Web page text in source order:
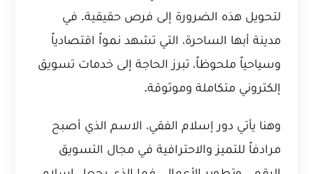
لتحويل هذه الضرورة إلى فرص حقيقية. في
مدينة أبها الساحرة، التي تشهد نمواً اقتصادياً
وسياحياً ملحوظاً، تبرز الحاجة إلى خدمات تسويق
إلكتروني متكاملة وموثوقة.
وهنا يأتي دور إسلام الفقي، الاسم الذي أصبح
مرادفاً للتميز والاحترافية في مجال التسويق